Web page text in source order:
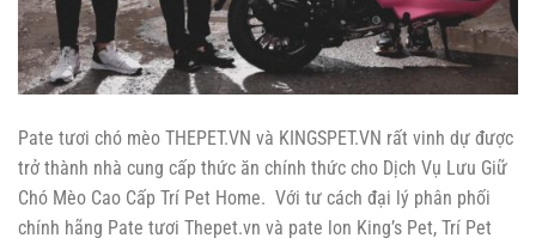
Pate tươi chó mèo THEPET.VN và KINGSPET.VN rất vinh dự được
trở thành nhà cung cấp thức ăn chính thức cho Dịch Vụ Lưu Giữ
Chó Mèo Cao Cấp Trí Pet Home. Với tư cách đại lý phân phối
chính hãng Pate tươi Thepet.vn và pate lon King’s Pet, Trí Pet